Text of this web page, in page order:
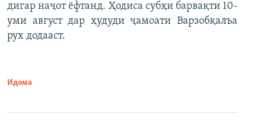
дигар наҷот ёфтанд. Ҳодиса субҳи барвақти 10-
уми август дар ҳудуди ҷамоати Варзобқалъа
рух додааст.
Идома